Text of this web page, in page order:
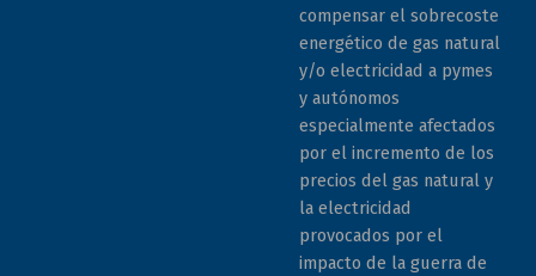
compensar el sobrecoste
energético de gas natural
y/o electricidad a pymes
y autónomos
especialmente afectados
por el incremento de los
precios del gas natural y
la electricidad
provocados por el
impacto de la guerra de